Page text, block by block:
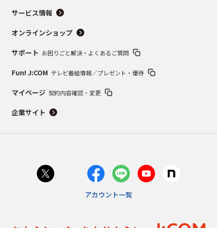
サービス情報
オンラインショップ
サポート お困りごと解決・よくあるご質問
Fun! J:COM テレビ番組情報／プレゼント・優待
マイページ 契約内容確認・変更
企業サイト
アカウント一覧